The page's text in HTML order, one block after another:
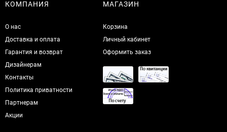
КОМПАНИЯ
О нас
Доставка и оплата
Гарантия и возврат
Дизайнерам
Контакты
Политика приватности
Партнерам
Акции
МАГАЗИН
Корзина
Личный кабинет
Оформить заказ